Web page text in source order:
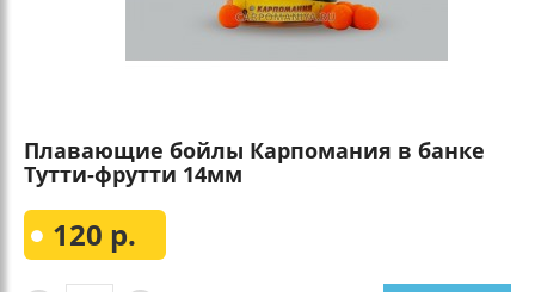
Плавающие бойлы Карпомания в банке
Тутти-фрутти 14мм
120 р.